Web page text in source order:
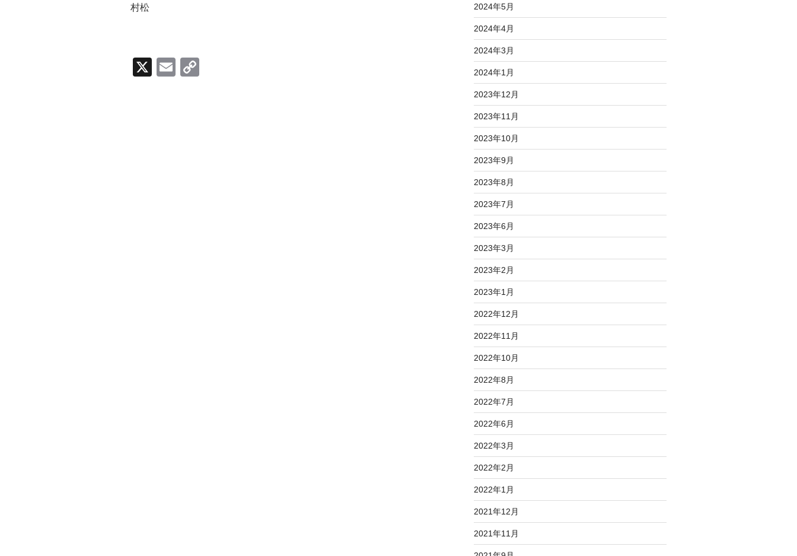
村松
X
E
2024年5月
2024年4月
2024年3月
2024年1月
2023年12月
2023年11月
2023年10月
2023年9月
2023年8月
2023年7月
2023年6月
2023年3月
2023年2月
2023年1月
2022年12月
2022年11月
2022年10月
2022年8月
2022年7月
2022年6月
2022年3月
2022年2月
2022年1月
2021年12月
2021年11月